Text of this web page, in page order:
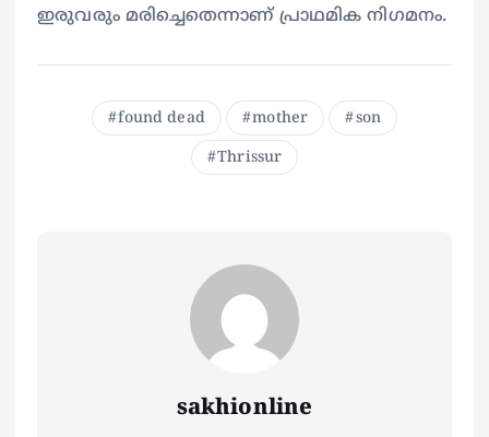
ഇരുവരും മരിച്ചെതെന്നാണ് പ്രാഥമിക നി​ഗമനം.
found dead mother son
Thrissur
sakhionline